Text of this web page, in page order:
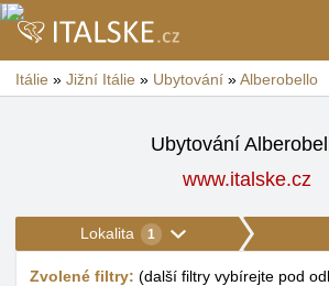
Itálie » Jižní Itálie » Ubytování »Alberobello
Ubytování
www.italske.cz
Lokalita 1
Zvolené filtry: (další filtry vybírejte pod